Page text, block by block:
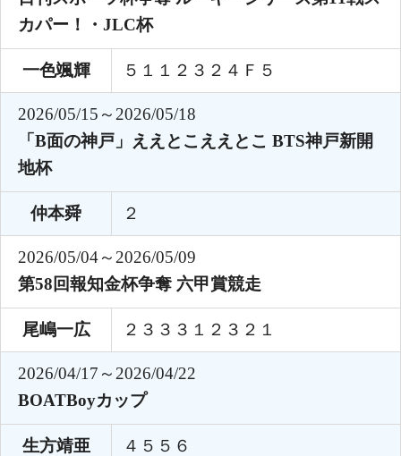
カパー！・JLC杯
一色颯輝 ５１１２３２４Ｆ５
2026/05/15～2026/05/18
「B面の神戸」ええとこええとこ BTS神戸新開
地杯
仲本舜 ２
2026/05/04～2026/05/09
第58回報知金杯争奪 六甲賞競走
尾嶋一広 ２３３３１２３２１
2026/04/17～2026/04/22
BOATBoyカップ
生方靖亜 ４５５６